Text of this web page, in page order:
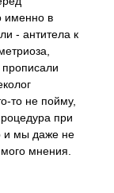
именно в
- антитела к
то не пойму,
при
и мы даже не
мнения.